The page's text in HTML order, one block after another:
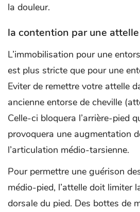
la douleur.
la contention par une attelle
L’immobilisation pour une
est plus stricte que pour une
Eviter de remettre votre attelle
ancienne entorse de cheville
Celle-ci bloquera l’arrière-pied
provoquera une augmentation
l’articulation médio-tarsienne.
Pour permettre une guérison
médio-pied, l’attelle doit limiter
dorsale du pied. Des bottes de